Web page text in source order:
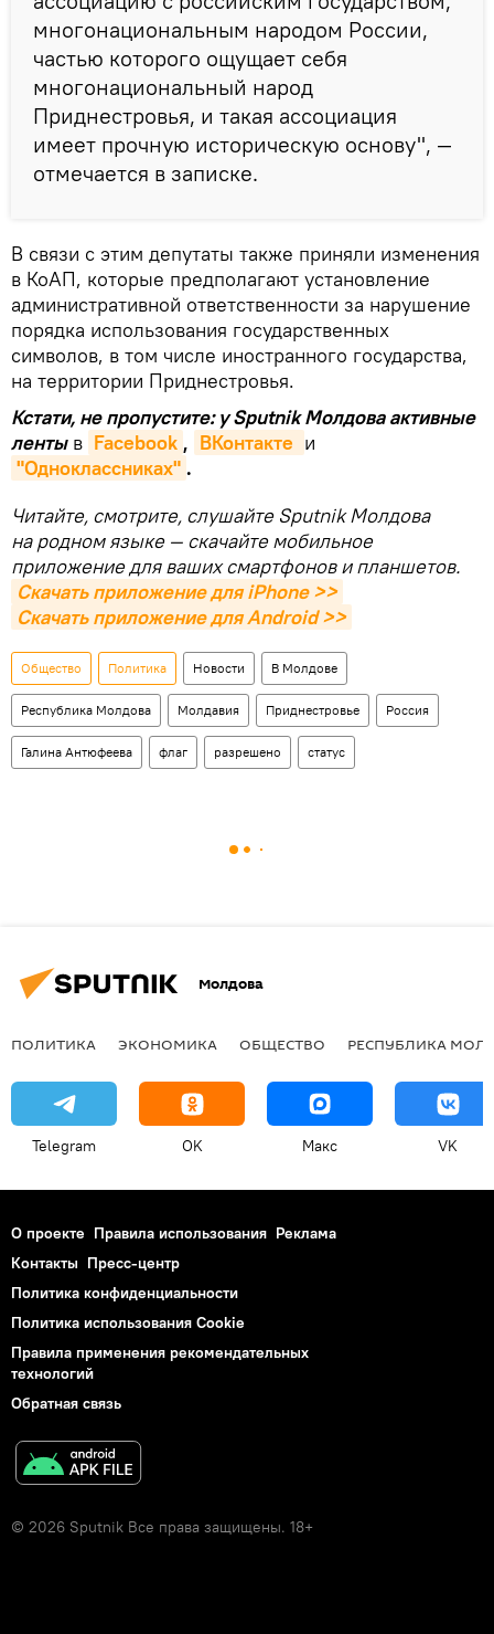
многонациональным народом России,
частью которого ощущает себя
многонациональный народ
Приднестровья, и такая ассоциация
имеет прочную историческую основу", —
отмечается в записке.
В связи с этим депутаты также приняли изменения
в КоАП, которые предполагают установление
административной ответственности за нарушение
порядка использования государственных
символов, в том числе иностранного государства,
на территории Приднестровья.
Кстати, не пропустите: у Sputnik Молдова активные
ленты в Facebook , ВКонтакте и
"Одноклассниках" .
Читайте, смотрите, слушайте Sputnik Молдова
на родном языке — скачайте мобильное
приложение для ваших смартфонов и планшетов.
Скачать приложение для iPhone >>
Скачать приложение для Android >>
Общество Политика Новости В Молдове
Республика Молдова Молдавия Приднестровье Россия
Галина Антюфеева флаг разрешено статус
Молдова
ПОЛИТИКА ЭКОНОМИКА ОБЩЕСТВО РЕСПУБЛИКА
Telegram OK Макс VK
О проекте Правила использования Реклама
Контакты Пресс-центр
Политика конфиденциальности
Политика использования Cookie
Правила применения рекомендательных
технологий
Обратная связь
© 2026 Sputnik Все права защищены. 18+